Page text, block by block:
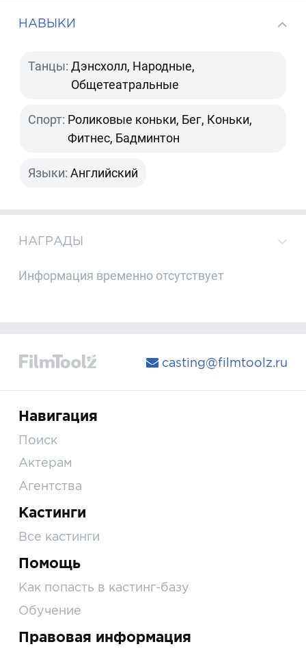
НАВЫКИ
Танцы: Дэнсхолл, Народные,
Общетеатральные
Спорт: Роликовые коньки, Бег, Коньки,
Фитнес, Бадминтон
Языки: Английский
НАГРАДЫ
Информация временно отсутствует
casting@filmtoolz.ru
Навигация
Поиск
Актерам
Агентства
Кастинги
Все кастинги
Помощь
Как попасть в кастинг-базу
Обучение
Правовая информация